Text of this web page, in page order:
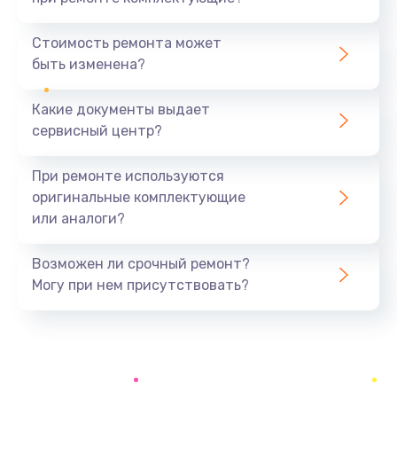
1440 руб.
Ремонт южного моста
Замена батарейки BIOS
Заказать
Стоимость ремонта может
быть изменена?
Какие документы выдает
сервисный центр?
При ремонте используются
оригинальные комплектующие
или аналоги?
Возможен ли срочный ремонт?
Могу при нем присутствовать?